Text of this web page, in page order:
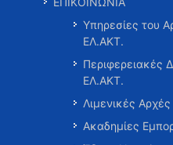
Υπηρεσίες του
ΕΛ.ΑΚΤ.
Περιφερειακές
ΕΛ.ΑΚΤ.
Λιμενικές Αρχές
Ακαδημίες